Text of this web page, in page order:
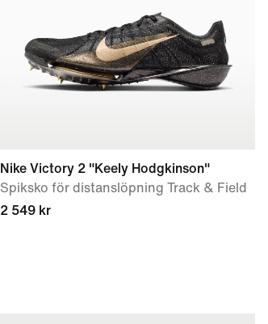
Nike Victory 2 "Keely Hodgkinson"
Spiksko för distanslöpning Track & Field
2 549 kr